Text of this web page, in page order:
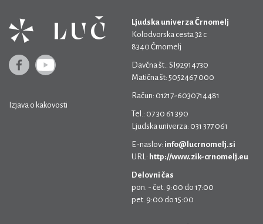
Izjava o kakovosti
Ljudska univerza Črnomelj
Kolodvorska cesta 32 c
8340 Črnomelj
Davčna št.: SI92914730
Matična št: 5052467 000
Račun: 01217-6030714481
Tel.: 07 30 61 390
Ljudska univerza: 031 377 061
E-naslov: info@lucrnomelj.si
URL: http://www.zik-crnomelj.eu
Delovni čas
pon. - čet. 9:00 do 17:00
pet. 9:00 do 15:00